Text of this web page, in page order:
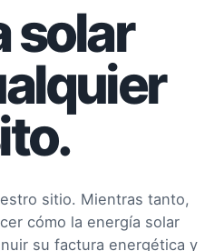
solar
sitio. Mientras tanto,
cómo la energía solar
su factura energética y